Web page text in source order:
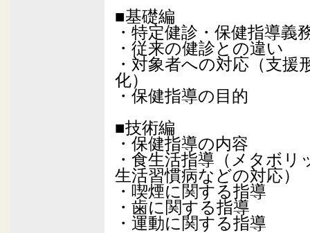
■基礎編
・特定健診・保健指導義
・従来の健診との違い
・対象者への対応（支
化）
・保健指導の目的
■技術編
・保健指導の内容
・食生活指導（メタボ
生活習慣病などの対応）
・喫煙に関する指導
・歯に関する指導
・運動に関する指導